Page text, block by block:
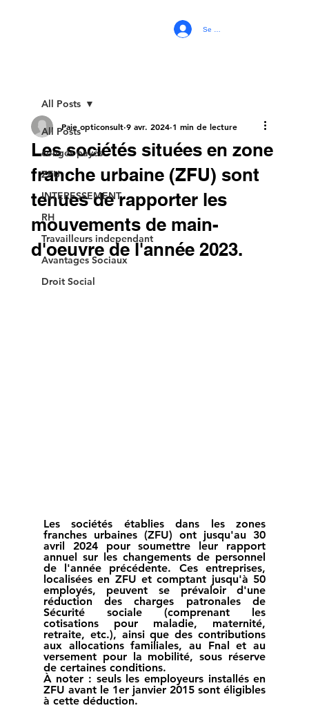
Se connecter
All Posts
congés payés
ZFU
INTERESSEMENT
RH
Travailleurs independant
Avantages Sociaux
Droit Social
All Posts
Les sociétés situées en zone
franche urbaine (ZFU) sont
tenues de rapporter les
mouvements de main-
d'oeuvre de l'année 2023.
Paie opticonsult 9 avr. 2024 1 min de lecture
Les sociétés établies dans les zones
franches urbaines (ZFU) ont jusqu'au 30
avril 2024 pour soumettre leur rapport
annuel sur les changements de personnel
de l'année précédente. Ces entreprises,
localisées en ZFU et comptant jusqu'à 50
employés, peuvent se prévaloir d'une
réduction des charges patronales de
Sécurité sociale (comprenant les
cotisations pour maladie, maternité,
retraite, etc.), ainsi que des contributions
aux allocations familiales, au Fnal et au
versement pour la mobilité, sous réserve
de certaines conditions.
À noter : seuls les employeurs installés en
ZFU avant le 1er janvier 2015 sont éligibles
à cette déduction.